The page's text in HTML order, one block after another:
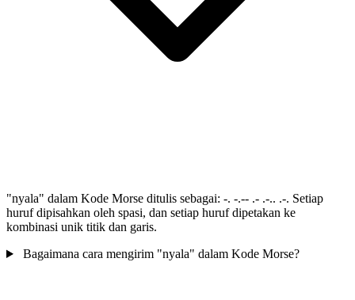
"nyala" dalam Kode Morse ditulis sebagai: -. -.-- .- .-.. .-. Setiap
huruf dipisahkan oleh spasi, dan setiap huruf dipetakan ke
kombinasi unik titik dan garis.
Bagaimana cara mengirim "nyala" dalam Kode Morse?